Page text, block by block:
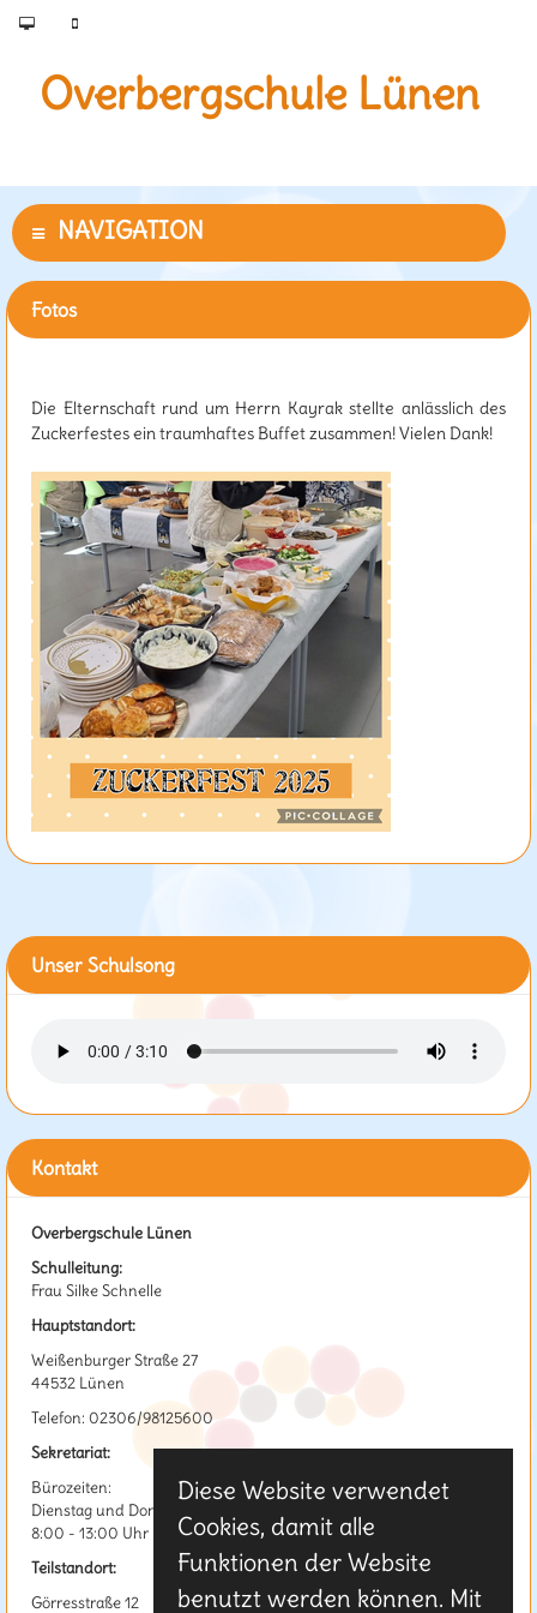
Overbergschule Lünen
Fotos
Die Elternschaft rund um Herrn Kayrak stellte anlässlich des
Zuckerfestes ein traumhaftes Buffet zusammen! Vielen Dank!
Unser Schulsong
Kontakt
Overbergschule Lünen
Schulleitung:
Frau Silke Schnelle
Hauptstandort:
Weißenburger Straße 27
44532 Lünen
Telefon: 02306/98125600
Sekretariat:
Bürozeiten:
Dienstag und Donnerstag
8:00 - 13:00 Uhr
Teilstandort:
Görresstraße 12
Diese Website verwendet
Cookies, damit alle
Funktionen der Website
benutzt werden können. Mit